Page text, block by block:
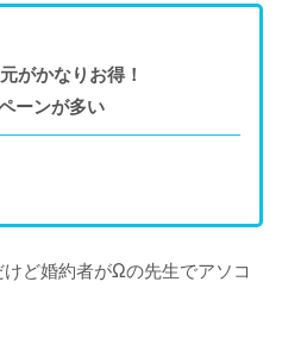
がかなりお得！
ーンが多い
ど婚約者がΩの先生でアソコ